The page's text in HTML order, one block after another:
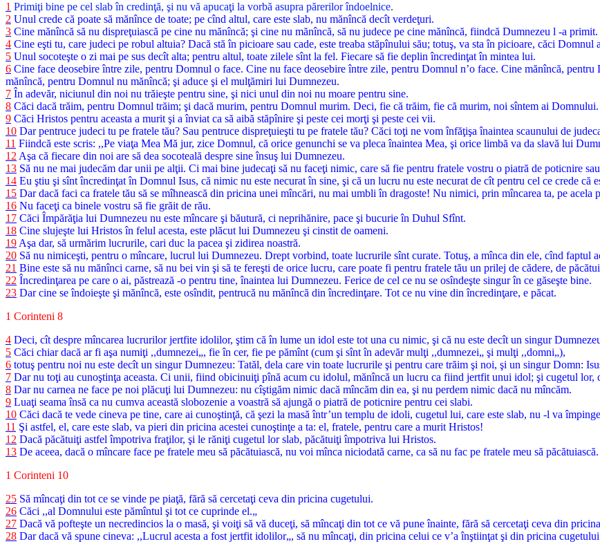
1 Primiţi bine pe cel slab în credinţă, şi nu vă apucaţi la vorbă asupra părerilor îndoelnice.
2 Unul crede că poate să mănînce de toate; pe cînd altul, care este slab, nu mănîncă decît verdeţuri.
3 Cine mănîncă să nu dispreţuiască pe cine nu mănîncă; şi cine nu mănîncă, să nu judece pe cine mănîncă, fiindcă Dumnezeu l -a primit.
4 Cine eşti tu, care judeci pe robul altuia? Dacă stă în picioare sau cade, este treaba stăpînului său; totuş, va sta în picioare, căci Domnul
5 Unul socoteşte o zi mai pe sus decît alta; pentru altul, toate zilele sînt la fel. Fiecare să fie deplin încredinţat în mintea lui.
6 Cine face deosebire între zile, pentru Domnul o face. Cine nu face deosebire între zile, pentru Domnul n’o face. Cine mănîncă,
mănîncă, pentru Domnul nu mănîncă; şi aduce şi el mulţămiri lui Dumnezeu.
7 În adevăr, niciunul din noi nu trăieşte pentru sine, şi nici unul din noi nu moare pentru sine.
8 Căci dacă trăim, pentru Domnul trăim; şi dacă murim, pentru Domnul murim. Deci, fie că trăim, fie că murim, noi sîntem ai Domnului.
9 Căci Hristos pentru aceasta a murit şi a înviat ca să aibă stăpînire şi peste cei morţi şi peste cei vii.
10 Dar pentruce judeci tu pe fratele tău? Sau pentruce dispreţuieşti tu pe fratele tău? Căci toţi ne vom înfăţişa înaintea scaunului de
11 Fiindcă este scris: ,,Pe viaţa Mea Mă jur, zice Domnul, că orice genunchi se va pleca înaintea Mea, şi orice limbă va da slavă lui
12Aşa că fiecare din noi are să dea socoteală despre sine însuş lui Dumnezeu.
13 Să nu ne mai judecăm dar unii pe alţii. Ci mai bine judecaţi să nu faceţi nimic, care să fie pentru fratele vostru o piatră de poticnire
14 Eu ştiu şi sînt încredinţat în Domnul Isus, că nimic nu este necurat în sine, şi că un lucru nu este necurat de cît pentru cel ce crede că
15 Dar dacă faci ca fratele tău să se mîhnească din pricina unei mîncări, nu mai umbli în dragoste! Nu nimici, prin mîncarea ta, pe acela
16 Nu faceţi ca binele vostru să fie grăit de rău.
17 Căci Împărăţia lui Dumnezeu nu este mîncare şi băutură, ci neprihănire, pace şi bucurie în Duhul Sfînt.
18 Cine slujeşte lui Hristos în felul acesta, este plăcut lui Dumnezeu şi cinstit de oameni.
19Aşa dar, să urmărim lucrurile, cari duc la pacea şi zidirea noastră.
20 Să nu nimiceşti, pentru o mîncare, lucrul lui Dumnezeu. Drept vorbind, toate lucrurile sînt curate. Totuş, a mînca din ele, cînd faptul
21 Bine este să nu mănînci carne, să nu bei vin şi să te fereşti de orice lucru, care poate fi pentru fratele tău un prilej de cădere, de
22 Încredinţarea pe care o ai, păstrează -o pentru tine, înaintea lui Dumnezeu. Ferice de cel ce nu se osîndeşte singur în ce găseşte bine.
23 Dar cine se îndoieşte şi mănîncă, este osîndit, pentrucă nu mănîncă din încredinţare. Tot ce nu vine din încredinţare, e păcat.
1 Corinteni 8
4 Deci, cît despre mîncarea lucrurilor jertfite idolilor, ştim că în lume un idol este tot una cu nimic, şi că nu este decît un singur
5 Căci chiar dacă ar fi aşa numiţi ,,dumnezei„, fie în cer, fie pe pămînt (cum şi sînt în adevăr mulţi ,,dumnezei„ şi mulţi ,,domni„),
6 totuş pentru noi nu este decît un singur Dumnezeu: Tatăl, dela care vin toate lucrurile şi pentru care trăim şi noi, şi un singur Domn:
7 Dar nu toţi au cunoştinţa aceasta. Ci unii, fiind obicinuiţi pînă acum cu idolul, mănîncă un lucru ca fiind jertfit unui idol; şi cugetul lor,
8 Dar nu carnea ne face pe noi plăcuţi lui Dumnezeu: nu cîştigăm nimic dacă mîncăm din ea, şi nu perdem nimic dacă nu mîncăm.
9 Luaţi seama însă ca nu cumva această slobozenie a voastră să ajungă o piatră de poticnire pentru cei slabi.
10 Căci dacă te vede cineva pe tine, care ai cunoştinţă, că şezi la masă într’un templu de idoli, cugetul lui, care este slab, nu -l va
11 Şi astfel, el, care este slab, va pieri din pricina acestei cunoştinţe a ta: el, fratele, pentru care a murit Hristos!
12 Dacă păcătuiţi astfel împotriva fraţilor, şi le răniţi cugetul lor slab, păcătuiţi împotriva lui Hristos.
13 De aceea, dacă o mîncare face pe fratele meu să păcătuiască, nu voi mînca niciodată carne, ca să nu fac pe fratele meu să păcătuiască.
1 Corinteni 10
25 Să mîncaţi din tot ce se vinde pe piaţă, fără să cercetaţi ceva din pricina cugetului.
26 Căci ,,al Domnului este pămîntul şi tot ce cuprinde el.„
27 Dacă vă pofteşte un necredincios la o masă, şi voiţi să vă duceţi, să mîncaţi din tot ce vă pune înainte, fără să cercetaţi ceva din
28 Dar dacă vă spune cineva: ,,Lucrul acesta a fost jertfit idolilor„, să nu mîncaţi, din pricina celui ce v’a înştiinţat şi din pricina